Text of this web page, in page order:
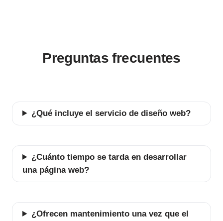
Preguntas frecuentes
¿Qué incluye el servicio de diseño web?
¿Cuánto tiempo se tarda en desarrollar
una página web?
¿Ofrecen mantenimiento una vez que el